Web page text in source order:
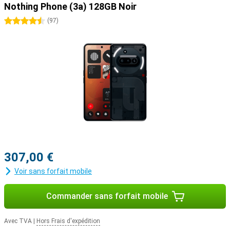
Nothing Phone (3a) 128GB Noir
4.5 étoiles
(97)
307,00 €
Voir sans forfait mobile
Commander sans forfait mobile
Avec TVA Hors Frais d'expédition